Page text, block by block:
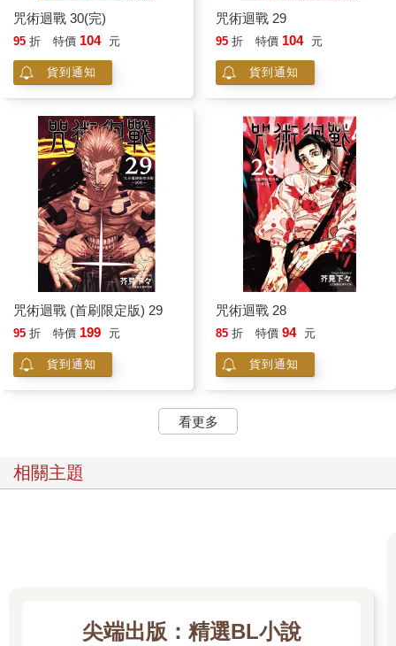
咒術迴戰 30(完)
95 折 特價 104 元
貨到通知
咒術迴戰 29
95 折 特價 104 元
貨到通知
咒術迴戰 (首刷限定版) 29
95 折 特價 199 元
貨到通知
咒術迴戰 28
85 折 特價 94 元
貨到通知
看更多
相關主題
尖端出版：精選BL小說